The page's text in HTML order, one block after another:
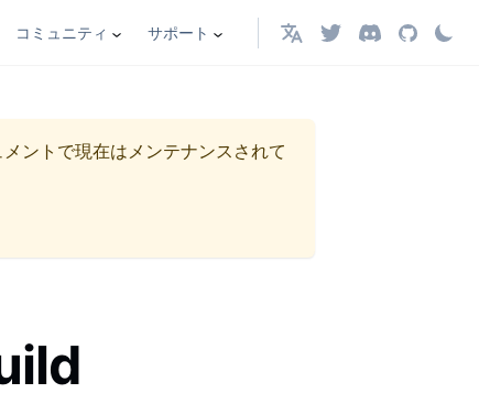
コミュニティ サポート 日本語
ントで現在はメンテナンスされて